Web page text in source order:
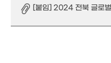
[붙임] 2024 전북 글로